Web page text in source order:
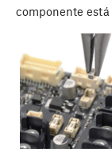
componente